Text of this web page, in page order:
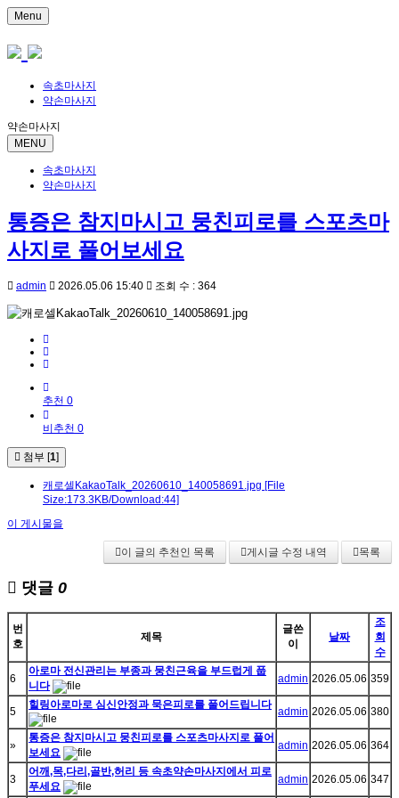
Menu
속초마사지
약손마사지
약손마사지
MENU
속초마사지
약손마사지
통증은 참지마시고 뭉친피로를 스포츠마
사지로 풀어보세요
admin 2026.05.06 15:40 조회 수 : 364
추천 0
비추천 0
첨부 [1]
캐로셀KakaoTalk_20260610_140058691.jpg [File
Size:173.3KB/Download:44]
이 게시물을
이 글의 추천인 목록 게시글 수정 내역 목록
댓글 0
번
호
제목
글쓴
이
날짜
조
회
수
6
아로마 전신관리는 부종과 뭉친근육을 부드럽게 풉
니다
admin 2026.05.06 359
5
힐링아로마로 심신안정과 묵은피로를 풀어드립니다
admin 2026.05.06 380
»
통증은 참지마시고 뭉친피로를 스포츠마사지로 풀어
보세요
admin 2026.05.06 364
3
어깨,목,다리,골반,허리 등 속초약손마사지에서 피로
푸세요
admin 2026.05.06 347